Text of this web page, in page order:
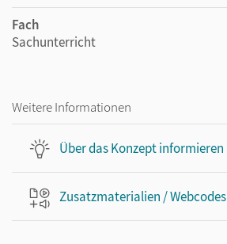
Fach
Sachunterricht
Weitere Informationen
Über das Konzept informieren
Zusatzmaterialien / Webcodes